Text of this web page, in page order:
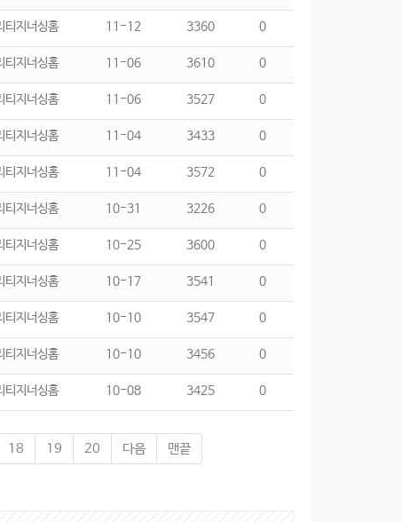
티지너싱홈 11-12 3360 0
티지너싱홈 11-06 3610 0
티지너싱홈 11-06 3527 0
티지너싱홈 11-04 3433 0
티지너싱홈 11-04 3572 0
티지너싱홈 10-31 3226 0
티지너싱홈 10-25 3600 0
티지너싱홈 10-17 3541 0
티지너싱홈 10-10 3547 0
티지너싱홈 10-10 3456 0
티지너싱홈 10-08 3425 0
18 19 20 다음 맨끝